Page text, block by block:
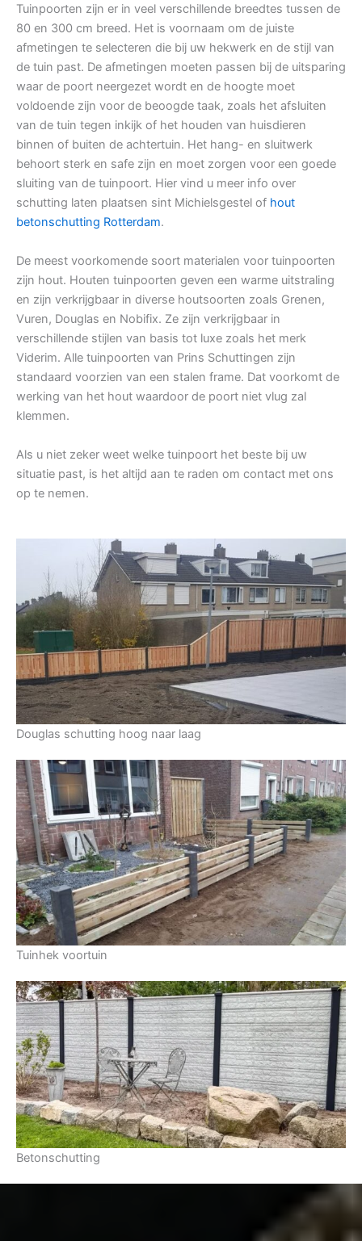
Tuinpoorten zijn er in veel verschillende breedtes tussen de
80 en 300 cm breed. Het is voornaam om de juiste
afmetingen te selecteren die bij uw hekwerk en de stijl van
de tuin past. De afmetingen moeten passen bij de uitsparing
waar de poort neergezet wordt en de hoogte moet
voldoende zijn voor de beoogde taak, zoals het afsluiten
van de tuin tegen inkijk of het houden van huisdieren
binnen of buiten de achtertuin. Het hang- en sluitwerk
behoort sterk en safe zijn en moet zorgen voor een goede
sluiting van de tuinpoort. Hier vind u meer info over
schutting laten plaatsen sint Michielsgestel of hout
betonschutting Rotterdam.
De meest voorkomende soort materialen voor tuinpoorten
zijn hout. Houten tuinpoorten geven een warme uitstraling
en zijn verkrijgbaar in diverse houtsoorten zoals Grenen,
Vuren, Douglas en Nobifix. Ze zijn verkrijgbaar in
verschillende stijlen van basis tot luxe zoals het merk
Viderim. Alle tuinpoorten van Prins Schuttingen zijn
standaard voorzien van een stalen frame. Dat voorkomt de
werking van het hout waardoor de poort niet vlug zal
klemmen.
Als u niet zeker weet welke tuinpoort het beste bij uw
situatie past, is het altijd aan te raden om contact met ons
op te nemen.
Douglas schutting hoog naar laag
Tuinhek voortuin
Betonschutting